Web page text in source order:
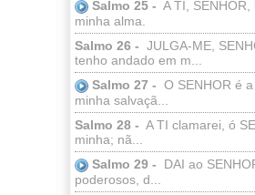
Salmo 25 - A TI, SENHOR,
minha alma.
Salmo 26 - JULGA-ME,
tenho andado em m...
Salmo 27 - O SENHOR é
minha salvaçã...
Salmo 28 - A TI clamarei, ó
minha; nã...
Salmo 29 -
DAI ao
poderosos, d...